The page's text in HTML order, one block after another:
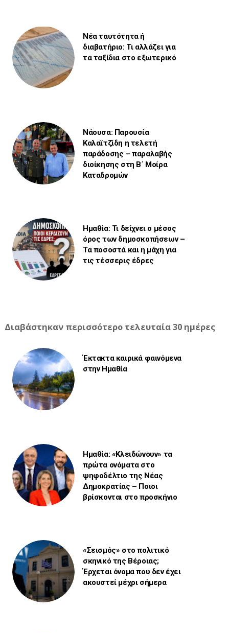
Νέα ταυτότητα ή
διαβατήριο: Τι αλλάζει για
τα ταξίδια στο εξωτερικό
Νάουσα: Παρουσία
Καλαϊτζίδη η τελετή
παράδοσης – παραλαβής
διοίκησης στη Β΄ Μοίρα
Καταδρομών
Ημαθία: Τι δείχνει ο μέσος
όρος των δημοσκοπήσεων –
Τα ποσοστά και η μάχη για
τις τέσσερις έδρες
Διαβάστηκαν περισσότερο τελευταία 30 ημέρες
Έκτακτα καιρικά φαινόμενα
στην Ημαθία
Ημαθία: «Κλειδώνουν» τα
πρώτα ονόματα στο
ψηφοδέλτιο της Νέας
Δημοκρατίας – Ποιοι
βρίσκονται στο προσκήνιο
«Σεισμός» στο πολιτικό
σκηνικό της Βέροιας;
Έρχεται όνομα που δεν έχει
ακουστεί μέχρι σήμερα